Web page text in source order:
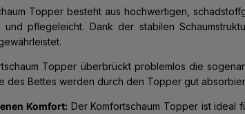
Topper besteht aus hochwertigen,
pflegeleicht. Dank der stabilen
Topper überbrückt problemlos die
des Bettes werden durch den Topper gut
Komfort: Der Komfortschaum Topper ist ideal